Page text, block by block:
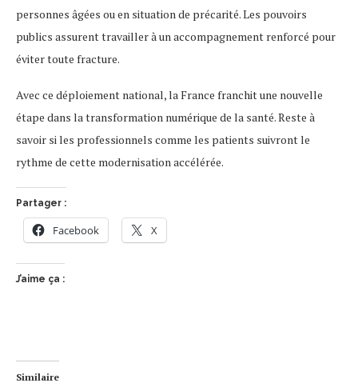
personnes âgées ou en situation de précarité. Les pouvoirs
publics assurent travailler à un accompagnement renforcé pour
éviter toute fracture.
Avec ce déploiement national, la France franchit une nouvelle
étape dans la transformation numérique de la santé. Reste à
savoir si les professionnels comme les patients suivront le
rythme de cette modernisation accélérée.
Partager :
Facebook X
J’aime ça :
Similaire